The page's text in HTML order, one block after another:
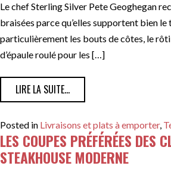
Le chef Sterling Silver Pete Geoghegan
braisées parce qu’elles supportent bien
particulièrement les bouts de côtes, le
d’épaule roulé pour les […]
LIRE LA SUITE…FROM COUPES ET
Posted in Livraisons et plats à emporter,
LES COUPES PRÉFÉRÉES DES
STEAKHOUSE MODERNE